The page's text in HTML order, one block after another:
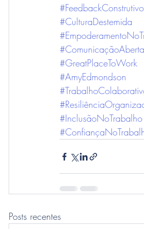
#FeedbackConstrutivo
#CulturaDestemida
#ComunicaçãoAberta
#GreatPlaceToWork
#AmyEdmondson
#InclusãoNoTrabalho
Posts recentes